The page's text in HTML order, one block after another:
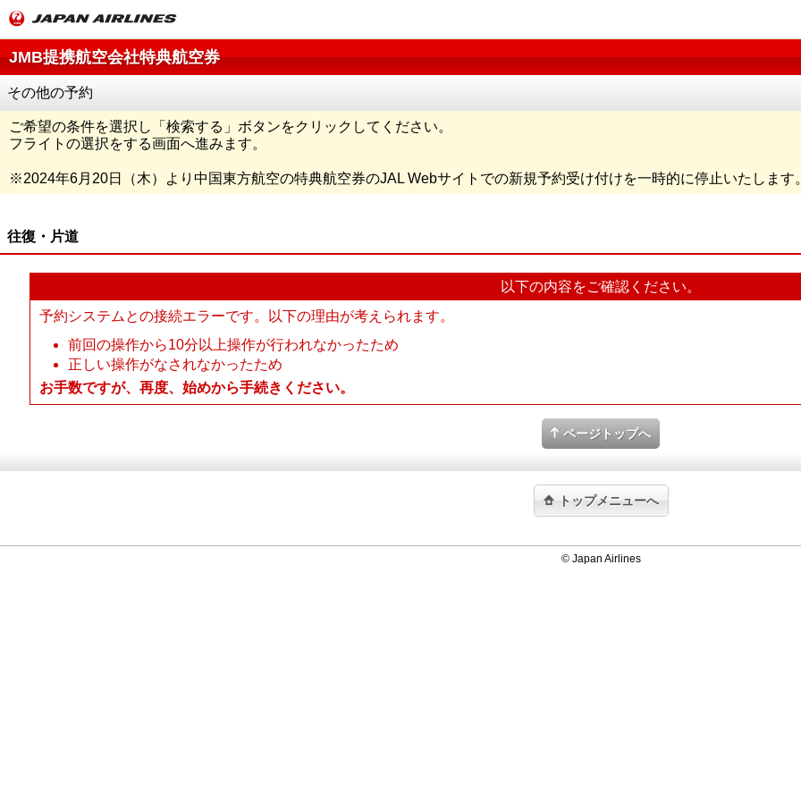
JMB提携航空会社特典航空券
その他の予約
ご希望の条件を選択し「 検索する 」ボタンをクリックしてください。
フライトの選択をする画面へ進みます。
※2024年6月20日（木）より中国東方航空の特典航空券のJAL Webサイトでの新規予約受け付けを一時的に停止いたします
往復・片道
以下の内容をご確認ください。
予約システムとの接続エラーです。以下の理由が考えられます。
前回の操作から10分以上操作が行われなかったため
正しい操作がなされなかったため
お手数ですが、再度、始めから手続きください。
ページトップへ
トップメニューへ
© Japan Airlines